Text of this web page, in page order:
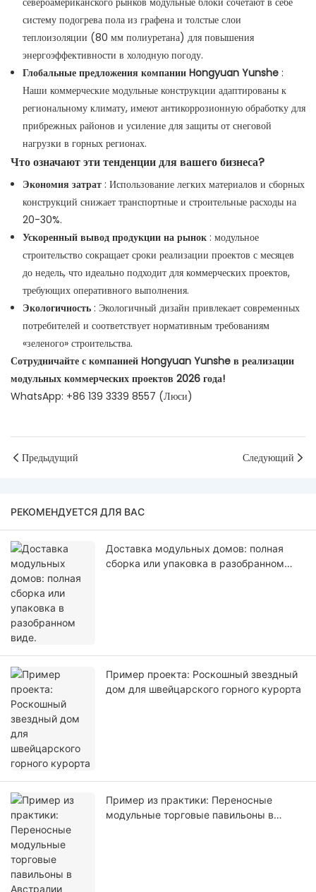
систему подогрева пола из графена и толстые слои
теплоизоляции (80 мм полиуретана) для повышения
энергоэффективности в холодную погоду.
Глобальные предложения компании Hongyuan Yunshe:
Наши коммерческие модульные конструкции адаптированы к
региональному климату, имеют антикоррозионную обработку для
прибрежных районов и усиление для защиты от снеговой
нагрузки в горных регионах.
Что означают эти тенденции для вашего бизнеса?
Экономия затрат: Использование легких материалов и сборных
конструкций снижает транспортные и строительные расходы на
20-30%.
Ускоренный вывод продукции на рынок: модульное
строительство сокращает сроки реализации проектов с месяцев
до недель, что идеально подходит для коммерческих проектов,
требующих оперативного выполнения.
Экологичность: Экологичный дизайн привлекает современных
потребителей и соответствует нормативным требованиям
«зеленого» строительства.
Сотрудничайте с компанией Hongyuan Yunshe в реализации
модульных коммерческих проектов 2026 года!
WhatsApp: +86 139 3339 8557 (Люси)
Предыдущий Следующий
РЕКОМЕНДУЕТСЯ ДЛЯ ВАС
Доставка модульных домов: полная
сборка или упаковка в разобранном
Пример проекта: Роскошный звездный
дом для швейцарского горного курорта
Пример из практики: Переносные
модульные торговые павильоны в